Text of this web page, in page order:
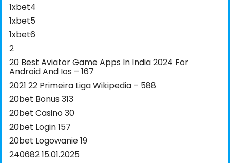
1xbet4
1xbet5
1xbet6
2
20 Best Aviator Game Apps In India 2024 For
Android And Ios – 167
2021 22 Primeira Liga Wikipedia – 588
20bet Bonus 313
20bet Casino 30
20bet Login 157
20bet Logowanie 19
240682 15.01.2025